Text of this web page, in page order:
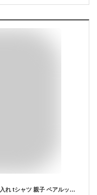
【22日まで2点で10%offクーポン】名入れ tシャツ 親子 ペアルック 出産祝い 姉妹 兄弟 親子コーデ お揃い 甥っ子 姪っ子 キッズ ロンパース 男の子 女の子 ナチュラル プレゼント 家族 リンク お揃い 誕生日 名前入り 小学生 ギフト 可愛い 母の日 お返し 内祝い 孫